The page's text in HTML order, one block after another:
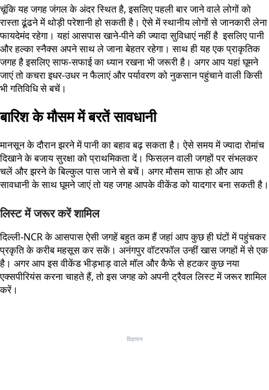
चूंकि यह जगह जंगल के अंदर स्थित है, इसलिए पहली बार जाने वाले लोगों को
रास्ता ढूंढने में थोड़ी परेशानी हो सकती है। ऐसे में स्थानीय लोगों से जानकारी लेना
फायदेमंद रहेगा। यहां आसपास खाने-पीने की ज्यादा सुविधाएं नहीं है इसलिए पानी
और हल्का स्नैक्स अपने साथ ले जाना बेहतर रहेगा। साथ ही यह एक प्राकृतिक
जगह है इसलिए साफ-सफाई का ध्यान रखना भी जरूरी है। अगर आप यहां घूमने
जाएं तो कचरा इधर-उधर न फैलाएं और पर्यावरण को नुकसान पहुंचाने वाली किसी
भी गतिविधि से बचें।
बारिश के मौसम में बरतें सावधानी
मानसून के दौरान झरने में पानी का बहाव बढ़ सकता है। ऐसे समय में ज्यादा रोमांच
दिखाने के बजाय सुरक्षा को प्राथमिकता दें। फिसलन वाली जगहों पर संभलकर
चलें और झरने के बिल्कुल पास जाने से बचें। अगर मौसम साफ हो और आप
सावधानी के साथ घूमने जाएं तो यह जगह आपके वीकेंड को यादगार बना सकती है।
लिस्ट में जरूर करें शामिल
दिल्ली-NCR के आसपास ऐसी जगहें बहुत कम हैं जहां आप कुछ ही घंटों में पहुंचकर
प्रकृति के करीब महसूस कर सकें। अनंगपुर वॉटरफॉल उन्हीं खास जगहों में से एक
है। अगर आप इस वीकेंड भीड़भाड़ वाले मॉल और कैफे से हटकर कुछ नया
एक्सपीरियंस करना चाहते हैं, तो इस जगह को अपनी ट्रैवल लिस्ट में जरूर शामिल
करें।
विज्ञापन